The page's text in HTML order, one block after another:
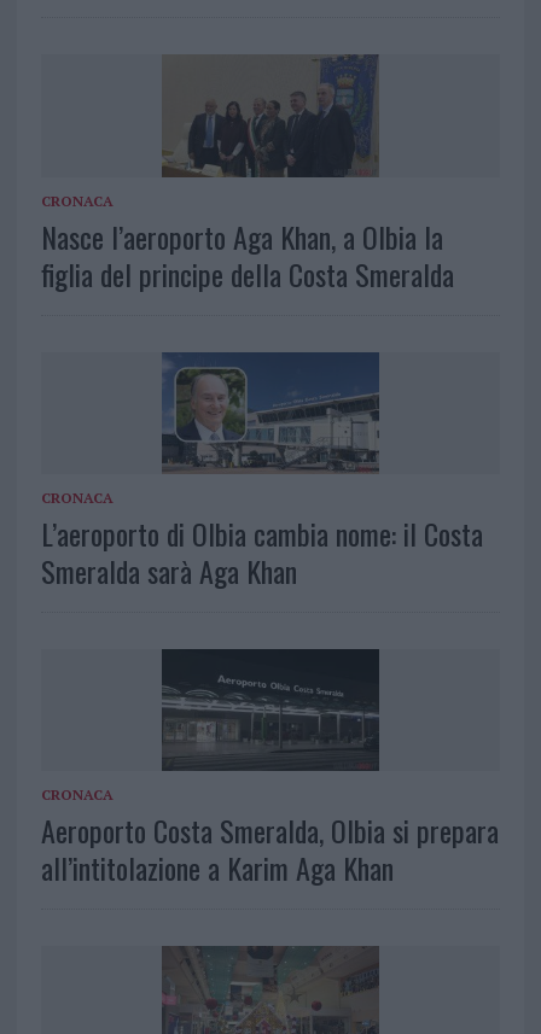
CRONACA
Nasce l’aeroporto Aga Khan, a Olbia la
figlia del principe della Costa Smeralda
CRONACA
L’aeroporto di Olbia cambia nome: il Costa
Smeralda sarà Aga Khan
CRONACA
Aeroporto Costa Smeralda, Olbia si prepara
all’intitolazione a Karim Aga Khan